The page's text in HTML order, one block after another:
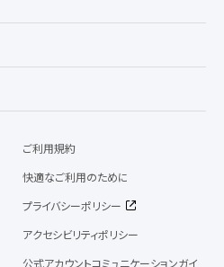
ご利用規約
快適なご利用のために
プライバシーポリシー
アクセシビリティポリシー
公式アカウントコミュニケーションガイ